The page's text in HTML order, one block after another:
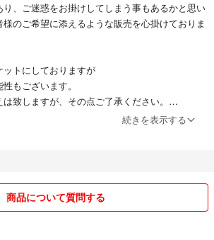
、ご迷惑をお掛けしてしまう事もあるかと思い
のご希望に添えるような販売を心掛けておりま
ットにしておりますが
もございます。
致しますが、その点ご了承ください。
がありました事前のお問い合わせをよろしくお願
続きを表示する
商品について質問する